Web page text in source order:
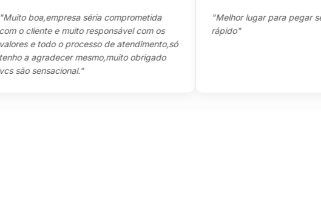
boa,empresa séria comprometida
cliente e muito responsável com os
e todo o processo de atendimento,só
a agradecer mesmo,muito obrigado
sensacional."
"Melhor lugar para pegar seu
rápido"